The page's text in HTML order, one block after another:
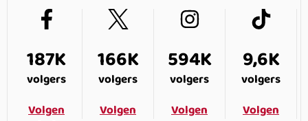
187K
volgers
Volgen
166K
volgers
Volgen
594K
volgers
Volgen
9,6K
volgers
Volgen